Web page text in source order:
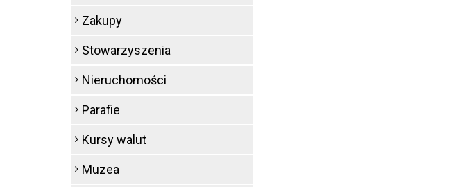
Zakupy
Stowarzyszenia
Nieruchomości
Parafie
Kursy walut
Muzea